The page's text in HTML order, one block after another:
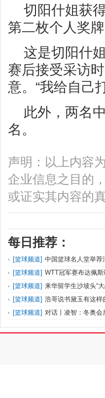
切阳什姐获
第二枚个人奖
这是切阳什
赛后接受采访
意。“我给自己
此外，两名
名。
声明：以上内容
企业信息之目的
或证实其内容的
每日推荐：
[篮球频道] 中国篮球名人堂举荐
[篮球频道] WTT冠军赛布达佩
[篮球频道] 来华留学生沙坡头“
[篮球频道] 浩哥说书黛玉有这样
[篮球频道] 对话丨凌智：冬奥会